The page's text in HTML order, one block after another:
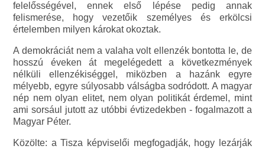
felelősségével, ennek első lépése pedig annak
felismerése, hogy vezetőik személyes és erkölcsi
értelemben milyen károkat okoztak.
A demokráciát nem a valaha volt ellenzék bontotta le, de
hosszú éveken át megelégedett a következmények
nélküli ellenzékiséggel, miközben a hazánk egyre
mélyebb, egyre súlyosabb válságba sodródott. A magyar
nép nem olyan elitet, nem olyan politikát érdemel, mint
ami sorsául jutott az utóbbi évtizedekben - fogalmazott a
Magyar Péter.
Közölte: a Tisza képviselői megfogadják, hogy lezárják